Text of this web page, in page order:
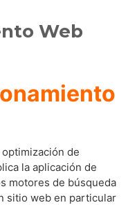
Web
de
la aplicación de
motores de búsqueda
sitio web en particular